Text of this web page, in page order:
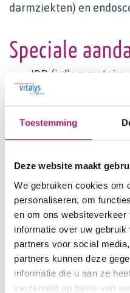
Toestemming
Deze website maakt
We gebruiken cookies om
personaliseren, om
en om ons
informatie over uw
partners voor social
partners kunnen deze
informatie die u aan ze
verzameld op basis van
darmziekten) en
Speciale
IBD (inflammatoire
Therapeutische
Bariatrie
Metabole
Lid Concillium
Plaatsvervangend
Rijnstate Crohn en
Voorzitter
Sectie Endoscopie